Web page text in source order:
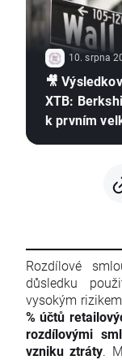
10. srpna
🎥
XTB:
k prvním
Rozdílové
důsledku
vysokým
% účtů
rozdílovými
vzniku ztráty.